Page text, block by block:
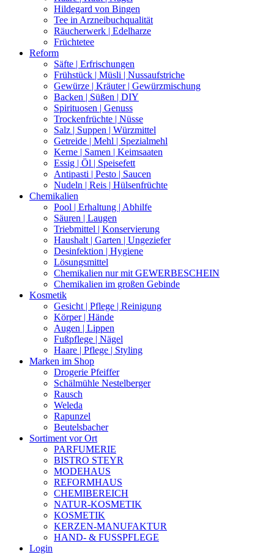
Hildegard von Bingen
Tee in Arzneibuchqualität
Räucherwerk | Edelharze
Früchtetee
Reform
Säfte | Erfrischungen
Frühstück | Müsli | Nussaufstriche
Gewürze | Kräuter | Gewürzmischung
Backen | Süßen | DIY
Spirituosen | Genuss
Trockenfrüchte | Nüsse
Salz | Suppen | Würzmittel
Getreide | Mehl | Spezialmehl
Kerne | Samen | Keimsaaten
Essig | Öl | Speisefett
Antipasti | Pesto | Saucen
Nudeln | Reis | Hülsenfrüchte
Chemikalien
Pool | Erhaltung | Abhilfe
Säuren | Laugen
Triebmittel | Konservierung
Haushalt | Garten | Ungeziefer
Desinfektion | Hygiene
Lösungsmittel
Chemikalien nur mit GEWERBESCHEIN
Chemikalien im großen Gebinde
Kosmetik
Gesicht | Pflege | Reinigung
Körper | Hände
Augen | Lippen
Fußpflege | Nägel
Haare | Pflege | Styling
Marken im Shop
Drogerie Pfeiffer
Schälmühle Nestelberger
Rausch
Weleda
Rapunzel
Beutelsbacher
Sortiment vor Ort
PARFUMERIE
BISTRO STEYR
MODEHAUS
REFORMHAUS
CHEMIBEREICH
NATUR-KOSMETIK
KOSMETIK
KERZEN-MANUFAKTUR
HAND- & FUSSPFLEGE
Login